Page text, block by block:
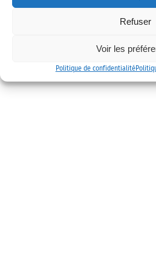
Refuser
Voir les
Politique de confidentialité
Mentions légales Politique de